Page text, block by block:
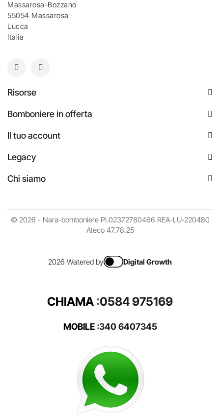
Massarosa-Bozzano
55054 Massarosa
Lucca
Italia
Risorse
Bomboniere in offerta
Il tuo account
Legacy
Chi siamo
© 2026 - Nara-bomboniere PI.02372780466 REA-LU-220480
Ateco 47.78.25
2026 Watered by Digital Growth
CHIAMA :0584 975169
MOBILE:340 6407345